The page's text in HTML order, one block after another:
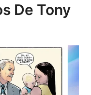
De Tony